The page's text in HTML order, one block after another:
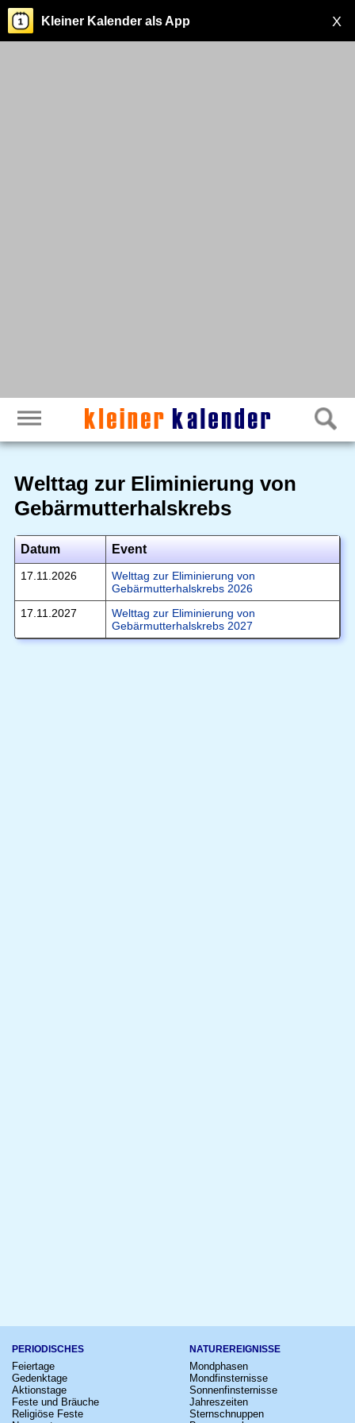
X
Kleiner Kalender als App
Welttag zur Eliminierung von
Gebärmutterhalskrebs
Datum Event
17.11.2026
Welttag zur Eliminierung von
Gebärmutterhalskrebs 2026
17.11.2027
Welttag zur Eliminierung von
Gebärmutterhalskrebs 2027
PERIODISCHES
Feiertage
Gedenktage
Aktionstage
Feste und Bräuche
Religiöse Feste
NATUREREIGNISSE
Mondphasen
Mondfinsternisse
Sonnenfinsternisse
Jahreszeiten
Sternschnuppen